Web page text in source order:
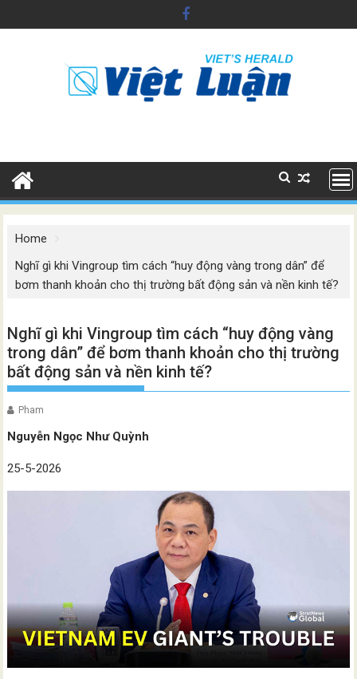
to
Home
Nghĩ gì khi Vingroup tìm cách “huy động vàng trong dân” để
bơm thanh khoản cho thị trường bất động sản và nền kinh tế?
Nghĩ gì khi Vingroup tìm cách “huy động vàng
trong dân” để bơm thanh khoản cho thị trường
bất động sản và nền kinh tế?
Pham
Nguyễn Ngọc Như Quỳnh
25-5-2026